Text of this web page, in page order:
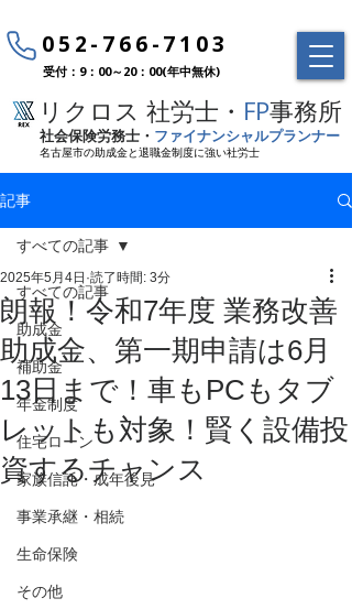
052-766-7103
受付：9：00～20：00(年中無休)
リクロス 社労士・ FP事務所
社会保険労務士・ ファイナンシャルプランナー
名古屋市の助成金と退職金制度に強い社労士
記事
すべての記事
助成金
補助金
年金制度
住宅ローン
家族信託・成年後見
事業承継・相続
生命保険
その他
すべての記事
朗報！令和7年度 業務改善
助成金、第一期申請は6月
13日まで！車もPCもタブ
レットも対象！賢く設備投
資するチャンス
2025年5月4日 読了時間: 3分